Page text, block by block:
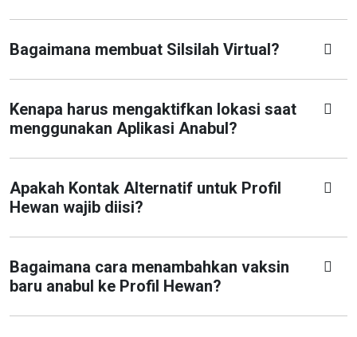
Bagaimana membuat Silsilah Virtual?
Kenapa harus mengaktifkan lokasi saat
menggunakan Aplikasi Anabul?
Apakah Kontak Alternatif untuk Profil
Hewan wajib diisi?
Bagaimana cara menambahkan vaksin
baru anabul ke Profil Hewan?